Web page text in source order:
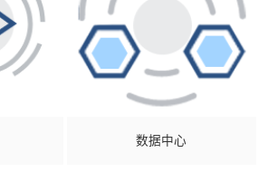
数据中心